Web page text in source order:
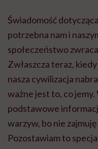
Świadomość
potrzebna nam i
społeczeństwo
Zwłaszcza teraz,
nasza cywilizacja
ważne jest to, co jemy.
podstawowe
warzyw, bo nie
Pozostawiam to